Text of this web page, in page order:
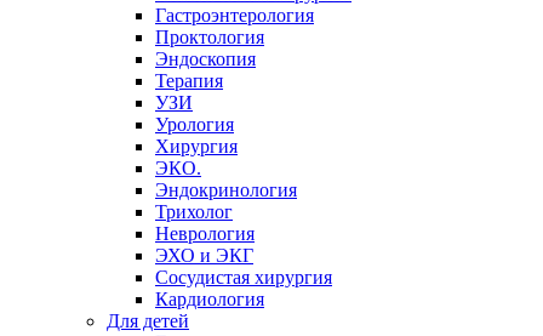
Гастроэнтерология
Проктология
Эндоскопия
Терапия
УЗИ
Урология
Хирургия
ЭКО.
Эндокринология
Трихолог
Неврология
ЭХО и ЭКГ
Сосудистая хирургия
Кардиология
Для детей